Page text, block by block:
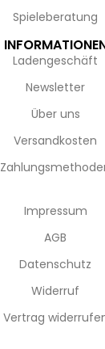
Spieleberatung
Ladengeschäft
Newsletter
Über uns
Versandkosten
Impressum
AGB
Datenschutz
Widerruf
Vertrag